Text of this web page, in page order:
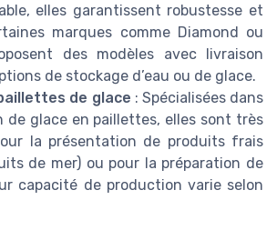
elles garantissent robustesse et
marques comme Diamond ou
des modèles avec livraison
de stockage d’eau ou de glace.
de glace : Spécialisées dans
de glace en paillettes, elles sont très
la présentation de produits frais
de mer) ou pour la préparation de
capacité de production varie selon